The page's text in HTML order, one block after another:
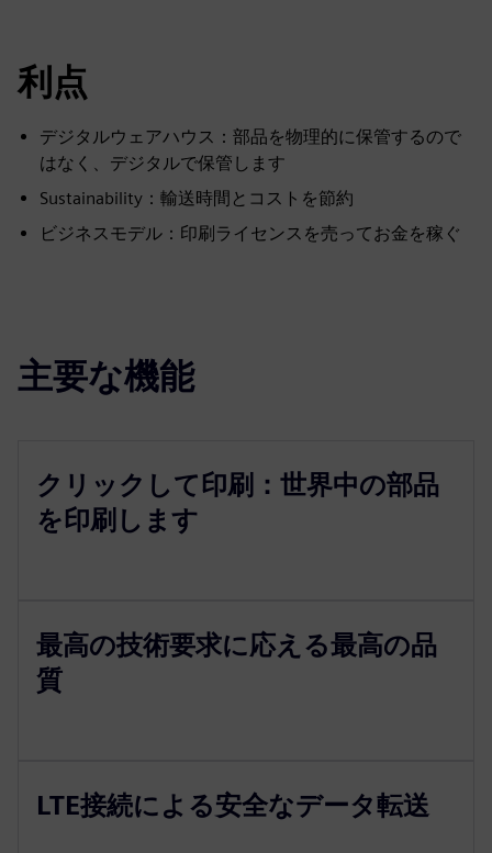
利点
デジタルウェアハウス：部品を物理的に保管するので
はなく、デジタルで保管します
Sustainability：輸送時間とコストを節約
ビジネスモデル：印刷ライセンスを売ってお金を稼ぐ
主要な機能
クリックして印刷：世界中の部品
を印刷します
最高の技術要求に応える最高の品
質
LTE接続による安全なデータ転送